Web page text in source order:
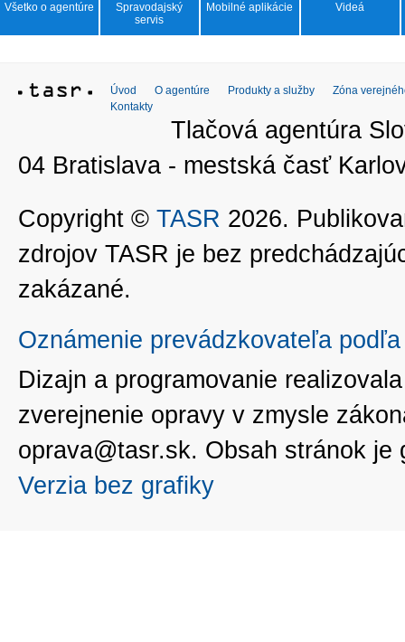
Všetko o agentúre
Spravodajský
servis
Mobilné aplikácie Videá
Úvod O agentúre Produkty a služby
Zóna
Kontakty
Tlačová agentúra
04 Bratislava - mestská časť
Copyright © TASR 2026.
zdrojov TASR je bez
zakázané.
Oznámenie prevádzkovateľa
Dizajn a programovanie
zverejnenie opravy v zmysle
oprava@tasr.sk. Obsah stránok
Verzia bez grafiky